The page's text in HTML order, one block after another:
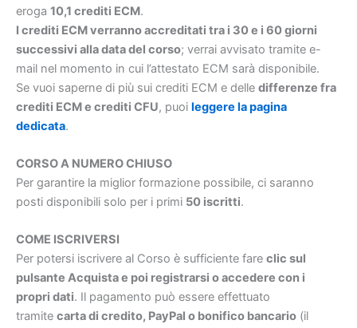
eroga 10,1 crediti ECM.
I crediti ECM verranno accreditati tra i 30 e i 60 giorni
successivi alla data del corso; verrai avvisato tramite e-
mail nel momento in cui l’attestato ECM sarà disponibile.
Se vuoi saperne di più sui crediti ECM e delle differenze fra
crediti ECM e crediti CFU, puoi leggere la pagina
dedicata.
CORSO A NUMERO CHIUSO
Per garantire la miglior formazione possibile, ci saranno
posti disponibili solo per i primi 50 iscritti.
COME ISCRIVERSI
Per potersi iscrivere al Corso è sufficiente fare clic sul
pulsante Acquista e poi registrarsi o accedere con i
propri dati. Il pagamento può essere effettuato
tramite carta di credito, PayPal o bonifico bancario (il